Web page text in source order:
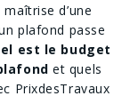
d’une
plafond passe
est le budget
et quels
PrixdesTravaux